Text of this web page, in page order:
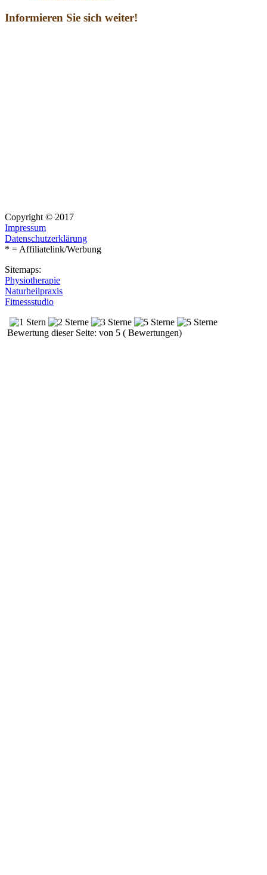
Informieren Sie sich weiter!
Copyright © 2017
Impressum
Datenschutzerklärung
* = Affiliatelink/Werbung
Sitemaps:
Physiotherapie
Naturheilpraxis
Fitnessstudio
Bewertung dieser Seite: von 5 ( Bewertungen)